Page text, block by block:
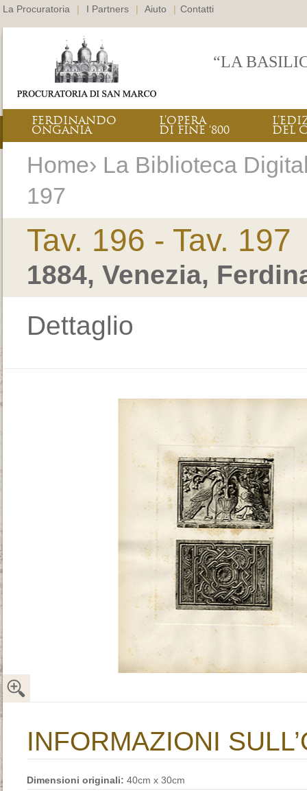
La Procuratoria | I Partners | Aiuto | Contatti
“LA
FERDINANDO
ONGANIA
L’OPERA
DI FINE ‘800 DEL
Home› La Biblioteca
197
Tav. 196 - Tav. 197
1884, Venezia,
Dettaglio
INFORMAZIONI
Dimensioni originali: 40cm x 30cm